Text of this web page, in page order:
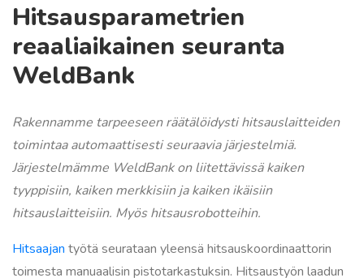
Hitsausparametrien
reaaliaikainen seuranta
WeldBank
Rakennamme tarpeeseen räätälöidysti hitsauslaitteiden
toimintaa automaattisesti seuraavia järjestelmiä.
Järjestelmämme WeldBank on liitettävissä kaiken
tyyppisiin, kaiken merkkisiin ja kaiken ikäisiin
hitsauslaitteisiin. Myös hitsausrobotteihin.
Hitsaajan työtä seurataan yleensä hitsauskoordinaattorin
toimesta manuaalisin pistotarkastuksin. Hitsaustyön laadun